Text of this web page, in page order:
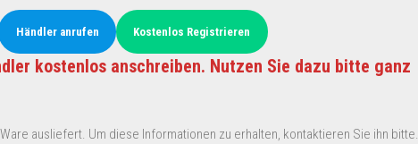
Händler anrufen Kostenlos Registrieren
kostenlos anschreiben. Nutzen Sie dazu bitte ganz
ausliefert. Um diese Informationen zu erhalten, kontaktieren Sie ihn bitte.